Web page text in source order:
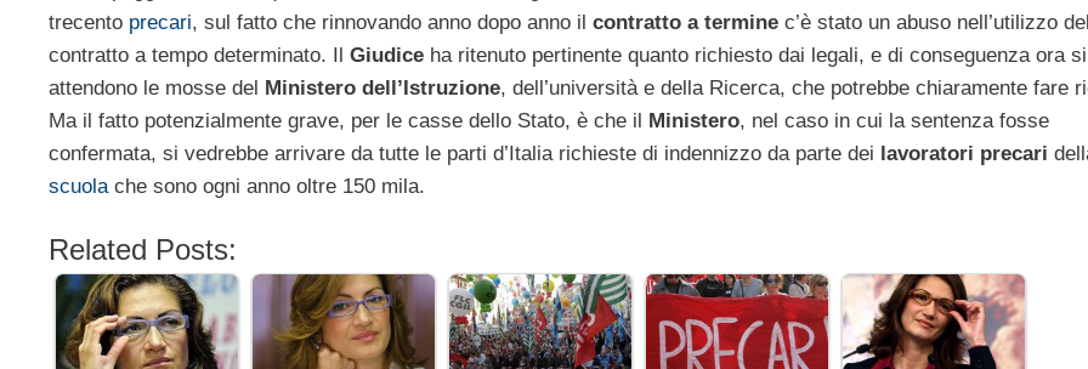
trecento precari, sul fatto che rinnovando anno dopo anno il contratto a termine c’è stato un abuso nell’utilizzo
contratto a tempo determinato. Il Giudice ha ritenuto pertinente quanto richiesto dai legali, e di conseguenza ora si
attendono le mosse del Ministero dell’Istruzione, dell’università e della Ricerca, che potrebbe chiaramente fare
Ma il fatto potenzialmente grave, per le casse dello Stato, è che il Ministero, nel caso in cui la sentenza fosse
confermata, si vedrebbe arrivare da tutte le parti d’Italia richieste di indennizzo da parte dei lavoratori precari
scuola che sono ogni anno oltre 150 mila.
Related Posts: